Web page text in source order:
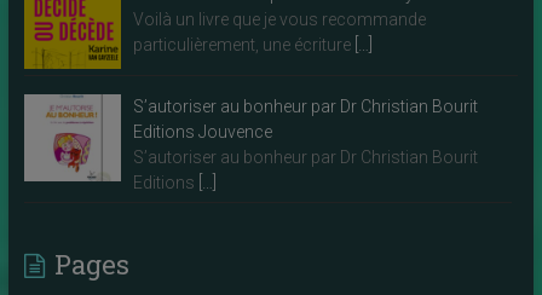
Voilà un livre que je vous recommande
particulièrement, une écriture […]
S’autoriser au bonheur par Dr Christian Bourit
Editions Jouvence
S’autoriser au bonheur par Dr Christian Bourit
Editions […]
Pages